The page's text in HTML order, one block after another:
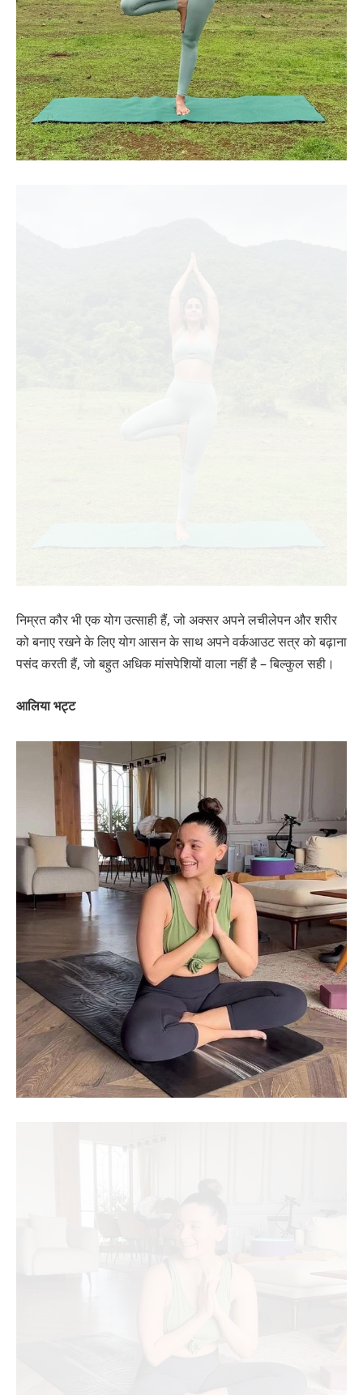
निम्रत कौर भी एक योग उत्साही हैं, जो अक्सर अपने लचीलेपन और शरीर
को बनाए रखने के लिए योग आसन के साथ अपने वर्कआउट सत्र को बढ़ाना
पसंद करती हैं, जो बहुत अधिक मांसपेशियों वाला नहीं है – बिल्कुल सही।
आलिया भट्ट